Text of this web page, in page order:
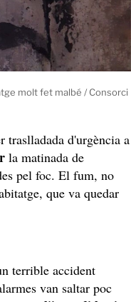
molt fet malbé / Consorci
traslladada d'urgència a
la matinada de
pel foc. El fum, no
que va quedar
terrible accident
van saltar poc